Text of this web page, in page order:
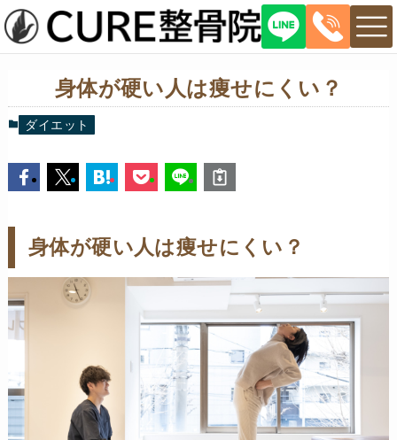
身体が硬い人は痩せにくい？
ダイエット
身体が硬い人は痩せにくい？